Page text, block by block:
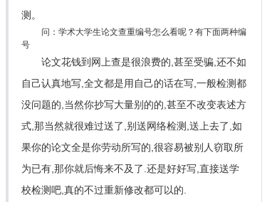
测。
问：学术大学生论文查重编号怎么看呢？有下面两种编
号
论文花钱到网上查是很浪费的,甚至受骗,还不如
自己认真地写,全文都是用自己的话在写,一般检测都
没问题的,当然你抄写大量别的的,甚至不改变表述方
式,那当然就很难过送了,别送网络检测,送上去了,如
果你的论文全是你劳动所写的,很容易被别人窃取所
为已有,那你就后悔来不及了.还是好好写,直接送学
校检测吧,真的不过重新修改都可以的.